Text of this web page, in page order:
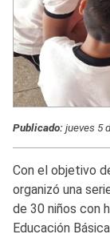
Publicado:jueves 5
Con el objetivo
organizó una
de 30 niños con
Educación